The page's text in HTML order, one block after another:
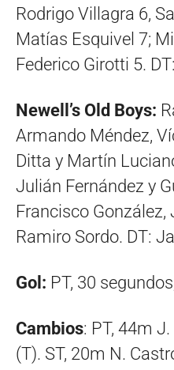
Rodrigo Villagra 6,
Matías Esquivel 7;
Federico Girotti 5.
Newell’s Old Boys:
Armando Méndez,
Ditta y Martín
Julián Fernández y
Francisco
Ramiro Sordo. DT:
Gol: PT, 30
Cambios: PT, 44m
(T). ST, 20m N.